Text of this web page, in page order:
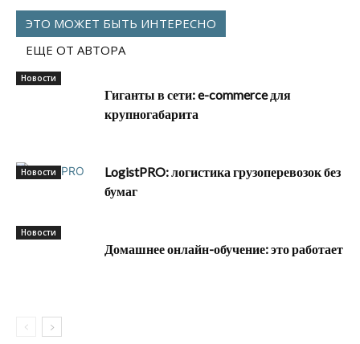
ЭТО МОЖЕТ БЫТЬ ИНТЕРЕСНО
ЕЩЕ ОТ АВТОРА
Новости
Гиганты в сети: e-commerce для
крупногабарита
Новости
LogistPRO: логистика грузоперевозок без
бумаг
Новости
Домашнее онлайн-обучение: это работает